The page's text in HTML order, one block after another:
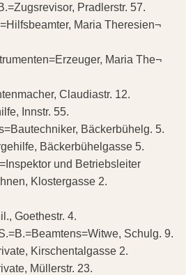
Pradlerstr. 57.
Maria Theresien¬
Maria The¬
Claudiastr. 12.
Innstr. 55.
Bäckerbühelg. 5.
Bäckerbühelgasse 5.
und Betriebsleiter
Klostergasse 2.
Goethestr. 4.
Schulg. 9.
Kirschentalgasse 2.
Müllerstr. 23.